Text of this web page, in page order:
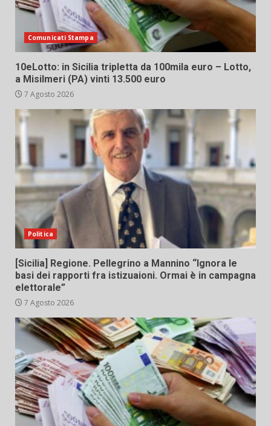
Comunicati Stampa
10eLotto: in Sicilia tripletta da 100mila euro – Lotto,
a Misilmeri (PA) vinti 13.500 euro
7 Agosto 2026
Politica
[Sicilia] Regione. Pellegrino a Mannino “Ignora le
basi dei rapporti fra istizuaioni. Ormai è in campagna
elettorale”
7 Agosto 2026